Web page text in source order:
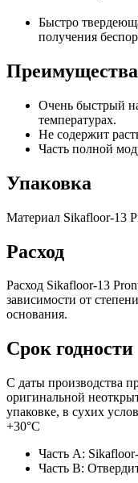
Быстро
получения
Преимущества
Очень быстрый
температурах.
Не содержит
Часть полной
Упаковка
Материал Sikafloor-13
Расход
Расход Sikafloor-13
зависимости от
основания.
Срок годности
С даты производства
оригинальной
упаковке, в сухих
+30°C
Часть A:
Часть B: